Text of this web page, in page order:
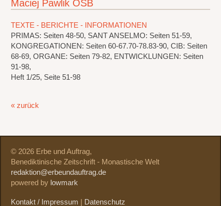
Maciej Pawlik OSB
TEXTE - BERICHTE - INFORMATIONEN
PRIMAS: Seiten 48-50, SANT ANSELMO: Seiten 51-59,
KONGREGATIONEN: Seiten 60-67.70-78.83-90, CIB: Seiten
68-69, ORGANE: Seiten 79-82, ENTWICKLUNGEN: Seiten
91-98,
Heft 1/25, Seite 51-98
« zurück
© 2026 Erbe und Auftrag,
Benediktinische Zeitschrift - Monastische Welt
redaktion@erbeundauftrag.de
powered by lowmark
Kontakt / Impressum Datenschutz